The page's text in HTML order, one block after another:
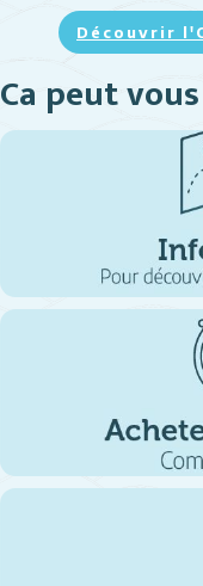
Découvrir
Ca peut